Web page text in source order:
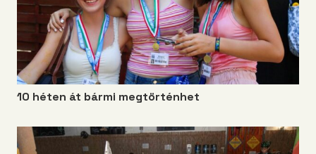
10 héten át bármi megtörténhet